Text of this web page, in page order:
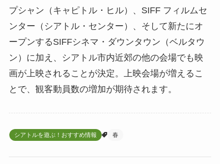
プシャン（キャピトル・ヒル）、SIFF フィルムセ
ンター（シアトル・センター）、そして新たにオ
ープンするSIFFシネマ・ダウンタウン（ベルタウ
ン）に加え、シアトル市内近郊の他の会場でも映
画が上映されることが決定。上映会場が増えるこ
とで、観客動員数の増加が期待されます。
シアトルを遊ぶ！おすすめ情報 春